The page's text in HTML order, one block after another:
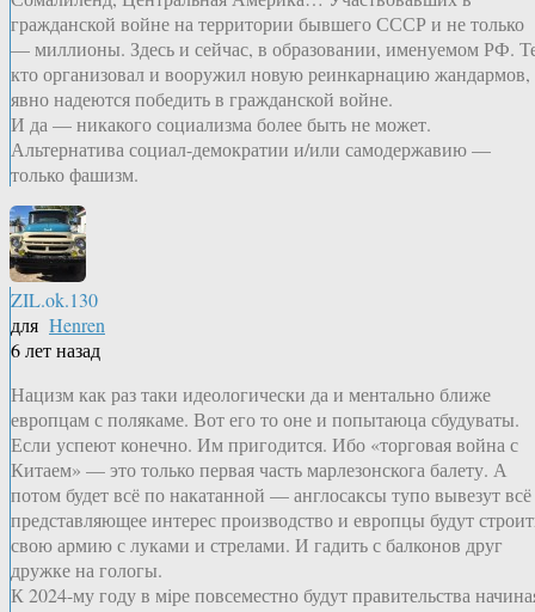
гражданской войне на территории бывшего СССР и не только
— миллионы. Здесь и сейчас, в образовании, именуемом РФ.
кто организовал и вооружил новую реинкарнацию жандармов,
явно надеются победить в гражданской войне.
И да — никакого социализма более быть не может.
Альтернатива социал-демократии и/или самодержавию —
только фашизм.
ZIL.ok.130
для Henren
6 лет назад
Нацизм как раз таки идеологически да и ментально ближе
европцам с полякаме. Вот его то оне и попытаюца сбудуваты.
Если успеют конечно. Им пригодится. Ибо «торговая война с
Китаем» — это только первая часть марлезонскога балету. А
потом будет всё по накатанной — англосаксы тупо вывезут всё
представляющее интерес производство и европцы будут
свою армию с луками и стрелами. И гадить с балконов друг
дружке на гологы.
К 2024-му году в мiре повсеместно будут правительства